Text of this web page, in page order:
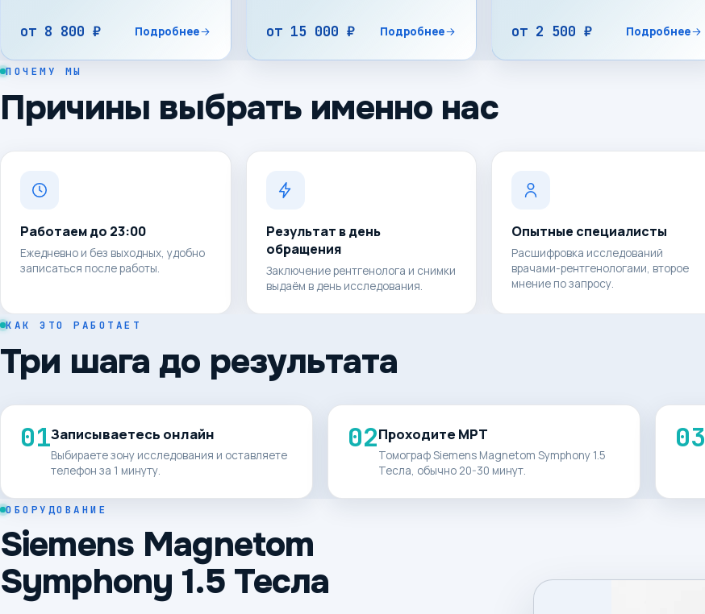
от 8 800 ₽ Подробнее от 15 000 ₽ Подробнее от 2 500 ₽ Подробнее
ПОЧЕМУ МЫ
Причины выбрать именно нас
Работаем до 23:00
Ежедневно и без выходных, удобно
записаться после работы.
Результат в день
обращения
Заключение рентгенолога и снимки
выдаём в день исследования.
Опытные специалисты
Расшифровка исследований
врачами-рентгенологами, второе
мнение по запросу.
КАК ЭТО РАБОТАЕТ
Три шага до результата
01Записываетесь онлайн
Выбираете зону исследования и оставляете
телефон за 1 минуту.
02Проходите МРТ
Томограф Siemens Magnetom Symphony 1.5
Тесла, обычно 20-30 минут.
03
ОБОРУДОВАНИЕ
Siemens Magnetom
Symphony 1.5 Тесла